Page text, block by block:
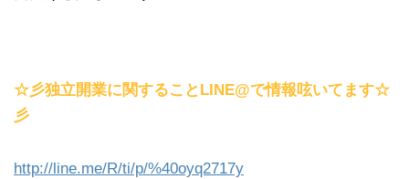
☆彡独立開業に関することLINE@で情報呟いてます☆
彡
http://line.me/R/ti/p/%40oyq2717y